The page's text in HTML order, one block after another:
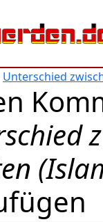
Unterschied